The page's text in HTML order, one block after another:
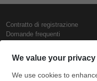
Contratto di registrazione
Domande frequenti
Presentazione
Contattaci
Termini di utilizzo